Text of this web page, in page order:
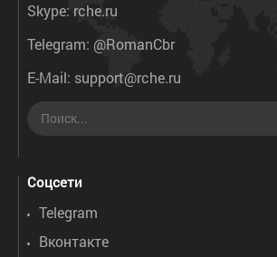
Skype: rche.ru
Telegram: @RomanCbr
E-Mail: support@rche.ru
Соцсети
Telegram
Вконтакте